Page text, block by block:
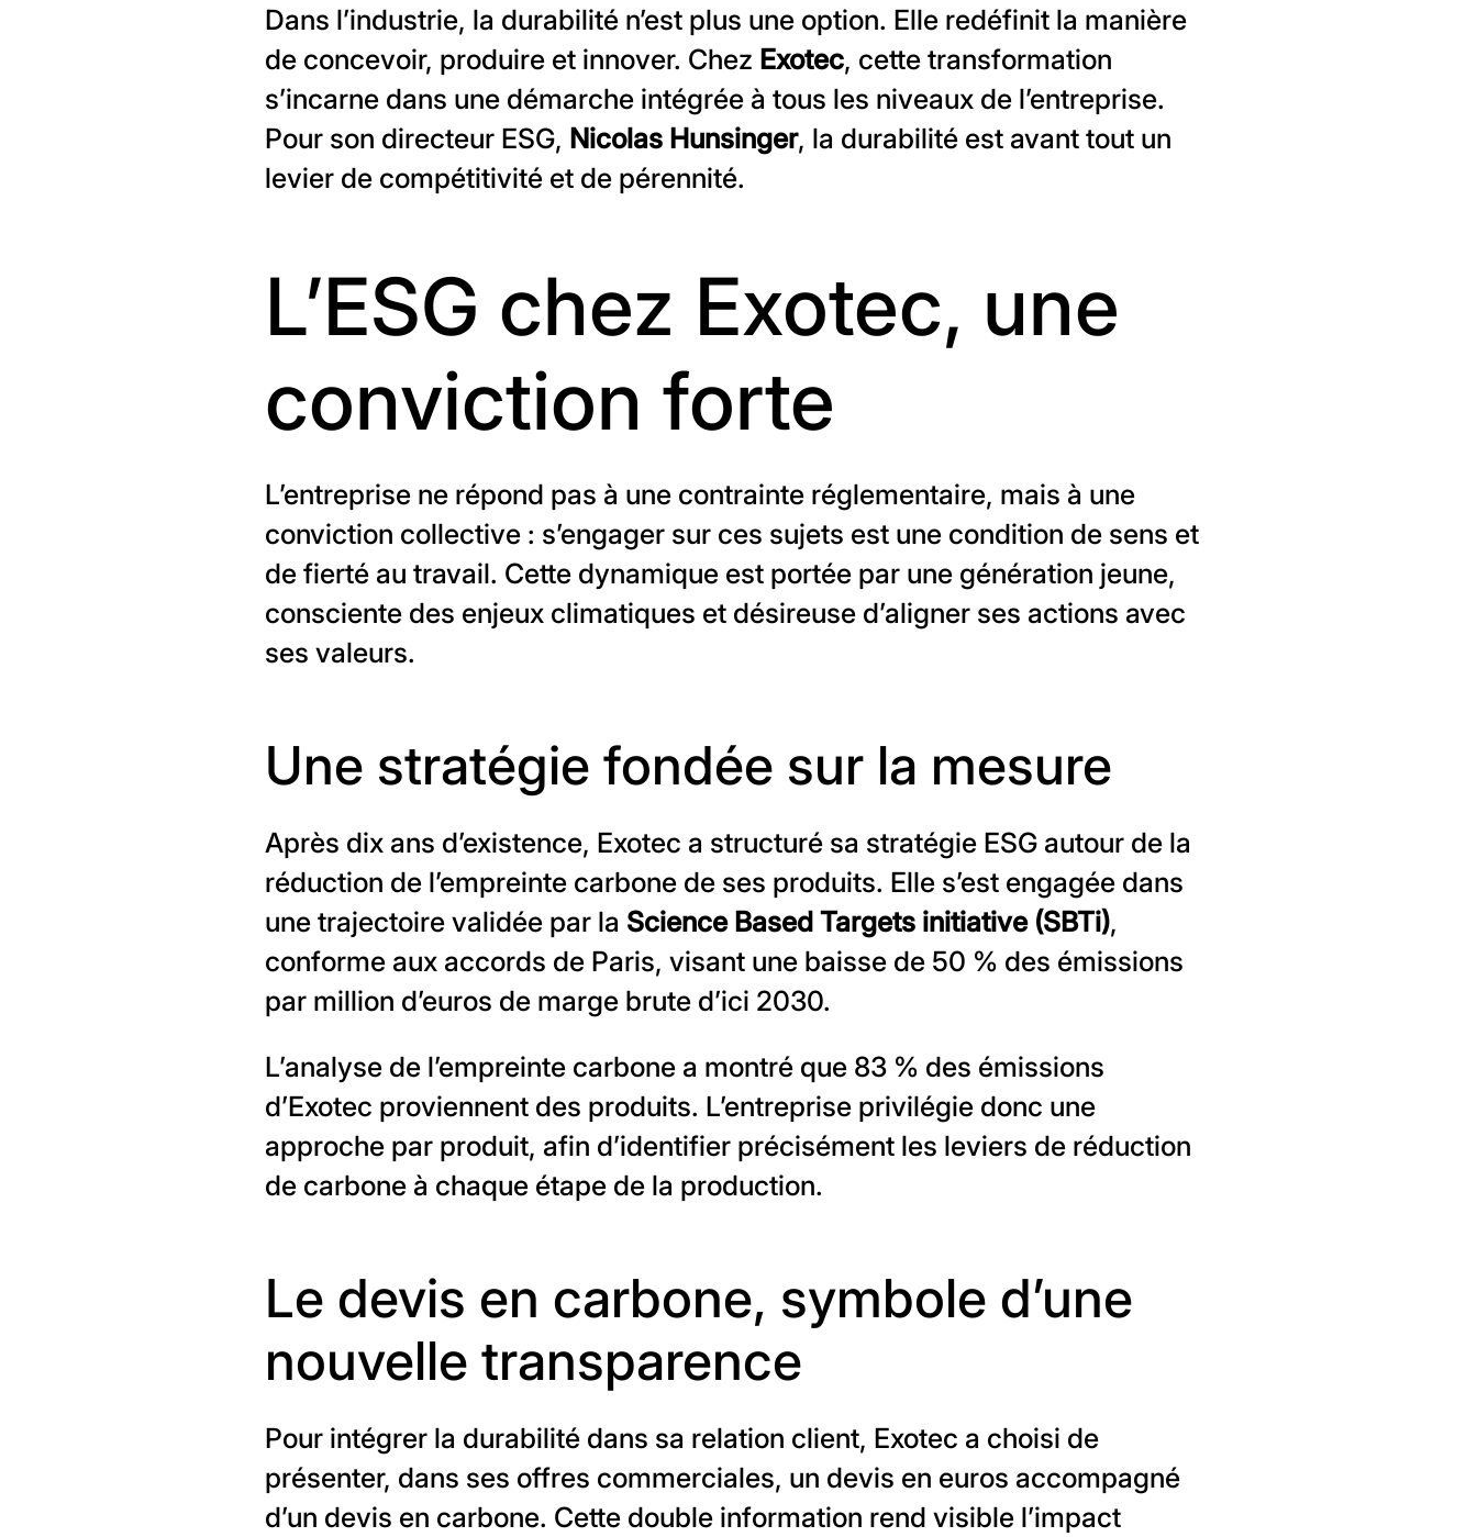
Dans l’industrie, la durabilité n’est plus une option. Elle redéfinit la manière
de concevoir, produire et innover. Chez Exotec, cette transformation
s’incarne dans une démarche intégrée à tous les niveaux de l’entreprise.
Pour son directeur ESG, Nicolas Hunsinger, la durabilité est avant tout un
levier de compétitivité et de pérennité.
L’ESG chez Exotec, une
conviction forte
L’entreprise ne répond pas à une contrainte réglementaire, mais à une
conviction collective : s’engager sur ces sujets est une condition de sens et
de fierté au travail. Cette dynamique est portée par une génération jeune,
consciente des enjeux climatiques et désireuse d’aligner ses actions avec
ses valeurs.
Une stratégie fondée sur la mesure
Après dix ans d’existence, Exotec a structuré sa stratégie ESG autour de la
réduction de l’empreinte carbone de ses produits. Elle s’est engagée dans
une trajectoire validée par la Science Based Targets initiative (SBTi),
conforme aux accords de Paris, visant une baisse de 50 % des émissions
par million d’euros de marge brute d’ici 2030.
L’analyse de l’empreinte carbone a montré que 83 % des émissions
d’Exotec proviennent des produits. L’entreprise privilégie donc une
approche par produit, afin d’identifier précisément les leviers de réduction
de carbone à chaque étape de la production.
Le devis en carbone, symbole d’une
nouvelle transparence
Pour intégrer la durabilité dans sa relation client, Exotec a choisi de
présenter, dans ses offres commerciales, un devis en euros accompagné
d’un devis en carbone. Cette double information rend visible l’impact